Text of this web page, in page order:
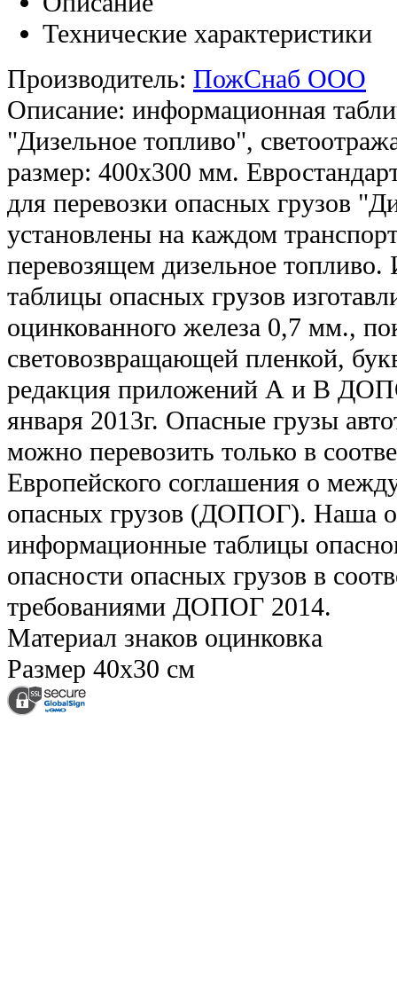
Технические характеристики
Производитель: ПожСнаб ООО
Описание: информационная
"Дизельное топливо",
размер: 400х300 мм.
для перевозки опасных грузов
установлены на каждом
перевозящем дизельное
таблицы опасных грузов
оцинкованного железа 0,7 мм.,
световозвращающей пленкой,
редакция приложений А и В
января 2013г. Опасные грузы
можно перевозить только в
Европейского соглашения о
опасных грузов (ДОПОГ). Наша
информационные таблицы
опасности опасных грузов в
требованиями ДОПОГ 2014.
Материал знаков оцинковка
Размер 40х30 см